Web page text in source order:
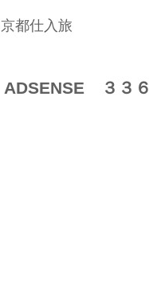
京都仕入旅
ADSENSE ３３６